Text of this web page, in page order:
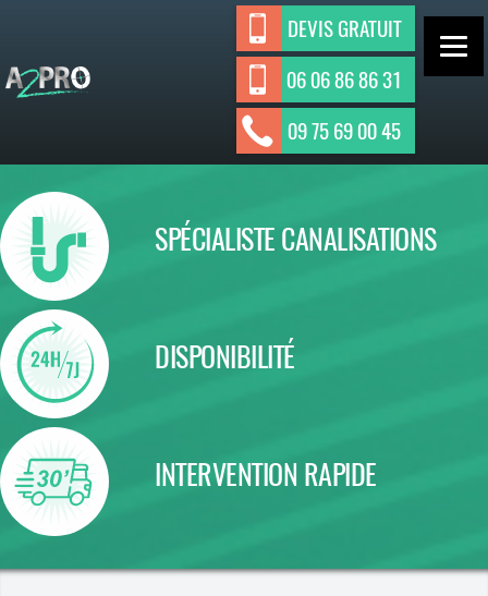
contenu
DEVIS GRATUIT
06 06 86 86 31
09 75 69 00 45
ASSAINISSEMENT INDIVIDUEL ET
COLLECTIF
SPÉCIALISTE CANALISATIONS
DISPONIBILITÉ
INTERVENTION RAPIDE